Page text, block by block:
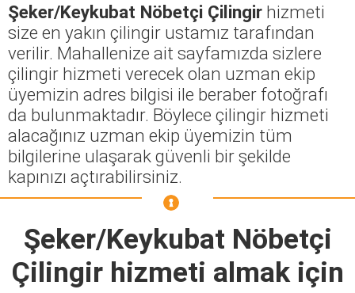
Şeker/Keykubat Nöbetçi Çilingir hizmeti
size en yakın çilingir ustamız tarafından
verilir. Mahallenize ait sayfamızda sizlere
çilingir hizmeti verecek olan uzman ekip
üyemizin adres bilgisi ile beraber fotoğrafı
da bulunmaktadır. Böylece çilingir hizmeti
alacağınız uzman ekip üyemizin tüm
bilgilerine ulaşarak güvenli bir şekilde
kapınızı açtırabilirsiniz.
Şeker/Keykubat Nöbetçi
Çilingirhizmeti almak için